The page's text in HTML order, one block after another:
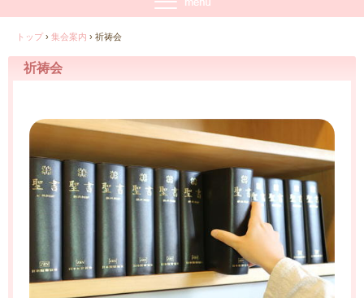
トップ › 集会案内 › 祈祷会
祈祷会